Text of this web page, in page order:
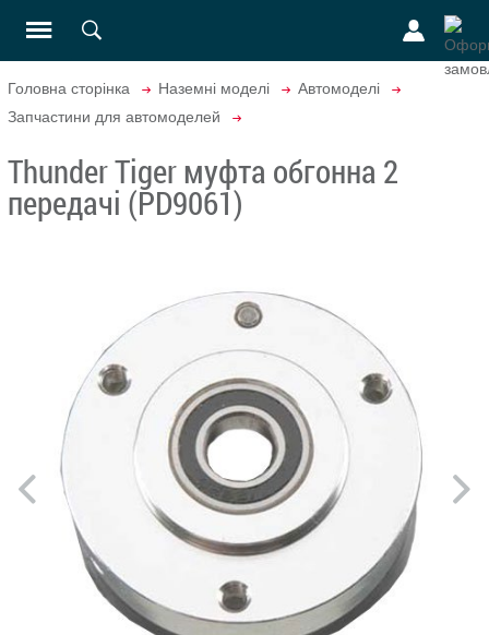
Головна сторінка Наземні моделі
Автомоделі
Запчастини для автомоделей
Thunder Tiger муфта обгонна 2
передачі (PD9061)